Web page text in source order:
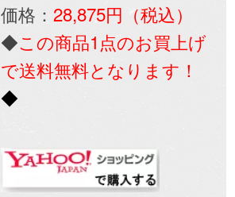
価格： 28,875円（税込）
◆この商品1点のお買上げ
で送料無料となります！
◆